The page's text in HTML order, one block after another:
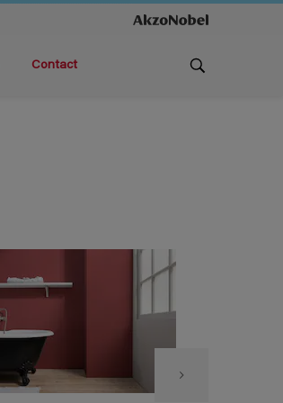
Contact